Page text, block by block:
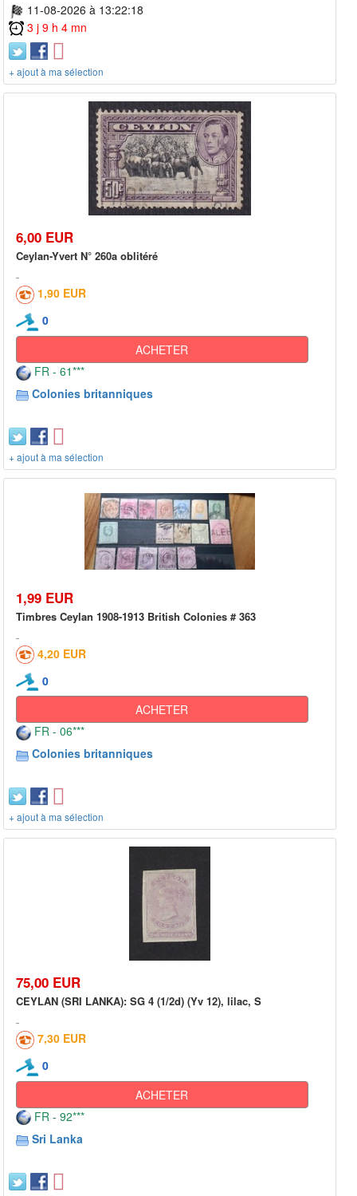
11-08-2026 à 13:22:18
3 j 9 h 4 mn
+ ajout à ma sélection
6,00 EUR
Ceylan-Yvert N° 260a oblitéré
1,90 EUR
0
ACHETER
FR - 61***
Colonies britanniques
+ ajout à ma sélection
1,99 EUR
Timbres Ceylan 1908-1913 British Colonies # 363
4,20 EUR
0
ACHETER
FR - 06***
Colonies britanniques
+ ajout à ma sélection
75,00 EUR
CEYLAN (SRI LANKA): SG 4 (1/2d) (Yv 12), lilac, S
7,30 EUR
0
ACHETER
FR - 92***
Sri Lanka